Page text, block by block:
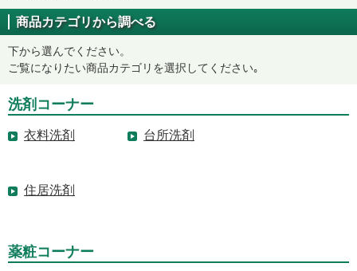
商品カテゴリから調べる
下から選んでください。
ご覧になりたい商品カテゴリを選択してください｡
洗剤コーナー
衣料洗剤 台所洗剤
住居洗剤
薬粧コーナー